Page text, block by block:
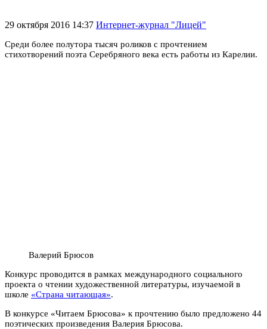
29 октября 2016 14:37 Интернет-журнал "Лицей"
Среди более полутора тысяч роликов с прочтением
стихотворений поэта Серебряного века есть работы из Карелии.
Валерий Брюсов
Конкурс проводится в рамках международного социального
проекта о чтении художественной литературы, изучаемой в
школе «Страна читающая».
В конкурсе «Читаем Брюсова» к прочтению было предложено 44
поэтических произведения Валерия Брюсова.